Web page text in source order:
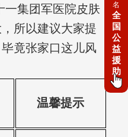
一集团军医院皮肤
所以建议大家提
竟张家口这儿风
温馨提示
名
全
国
公
益
援
助